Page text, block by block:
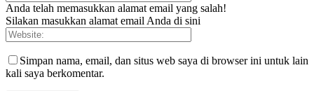
Anda telah memasukkan alamat email yang salah!
Silakan masukkan alamat email Anda di sini
Simpan nama, email, dan situs web saya di browser ini untuk lain
kali saya berkomentar.